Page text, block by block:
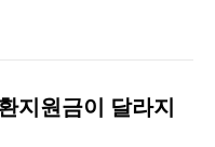
지원금이 달라지